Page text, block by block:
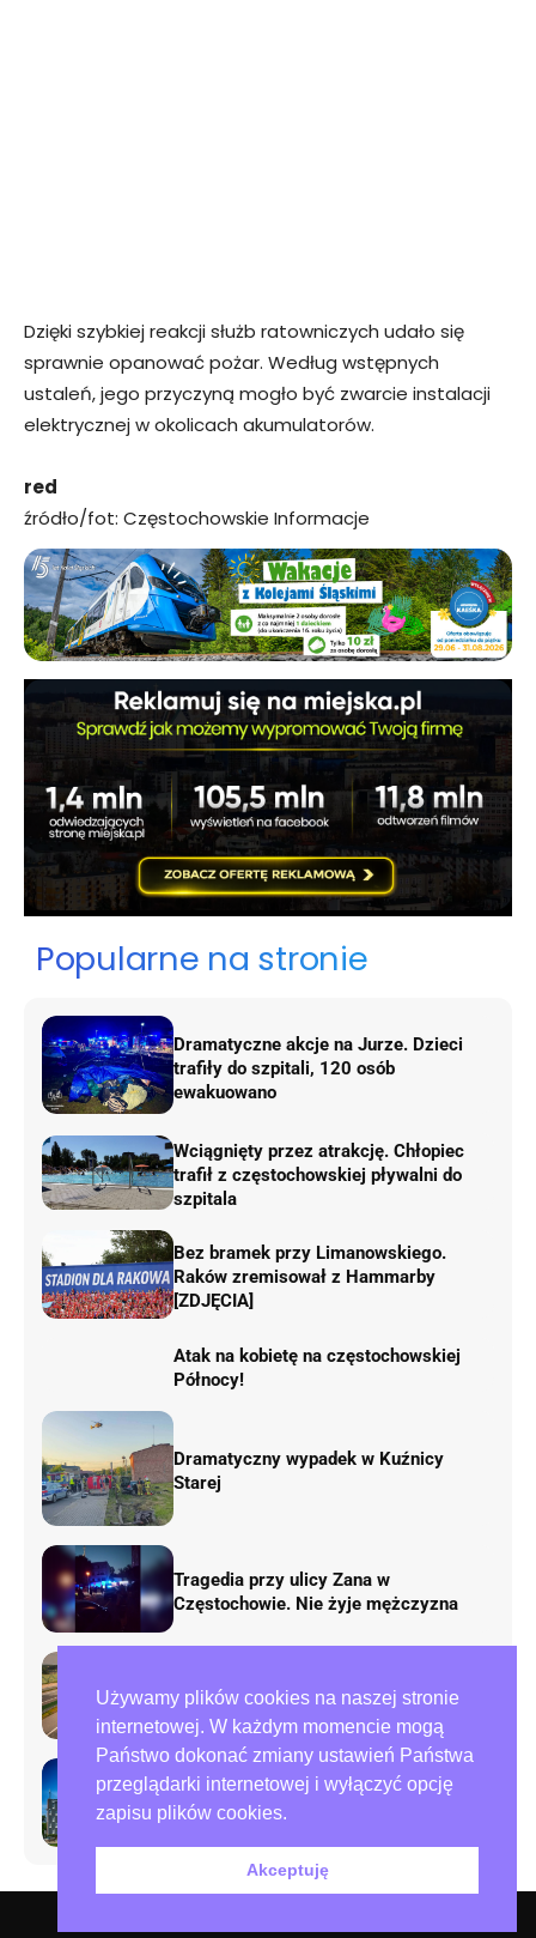
Używamy plików cookies na naszej stronie
internetowej. W każdym momencie mogą
Państwo dokonać zmiany ustawień Państwa
przeglądarki internetowej i wyłączyć opcję
zapisu plików cookies.
Akceptuję
Dzięki szybkiej reakcji służb ratowniczych udało się
sprawnie opanować pożar. Według wstępnych
ustaleń, jego przyczyną mogło być zwarcie instalacji
elektrycznej w okolicach akumulatorów.
red
źródło/fot: Częstochowskie Informacje
Popularne na stronie
Dramatyczne akcje na Jurze. Dzieci
trafiły do szpitali, 120 osób
ewakuowano
Wciągnięty przez atrakcję. Chłopiec
trafił z częstochowskiej pływalni do
szpitala
Bez bramek przy Limanowskiego.
Raków zremisował z Hammarby
[ZDJĘCIA]
Atak na kobietę na częstochowskiej
Północy!
Dramatyczny wypadek w Kuźnicy
Starej
Tragedia przy ulicy Zana w
Częstochowie. Nie żyje mężczyzna
autostradzie A1. Będą duże zmiany w
ruchu
Preparowanie kart w referendum.
Zawiadomienia do policji i ABW